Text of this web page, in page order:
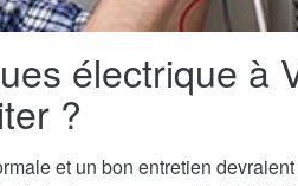
électrique à
?
et un bon entretien